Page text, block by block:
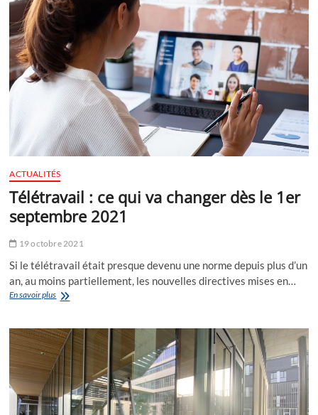
la
communication
ACTUALITÉS
Télétravail : ce qui va changer dès le 1er
septembre 2021
19 octobre 2021
Si le télétravail était presque devenu une norme depuis plus d’un
an, au moins partiellement, les nouvelles directives mises en…
En savoir plusTélétravail
qui
va
changer
1er
septembre